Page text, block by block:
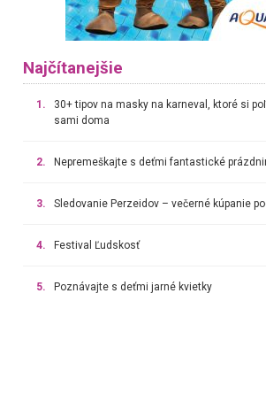
Najčítanejšie
1.
30+ tipov na masky na karneval, ktoré si
sami doma
2. Nepremeškajte s deťmi fantastické
3. Sledovanie Perzeidov – večerné kúpanie
4. Festival Ľudskosť
5. Poznávajte s deťmi jarné kvietky